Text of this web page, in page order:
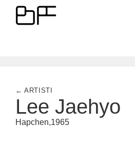
← ARTISTI
Lee Jaehyo
Hapchen,1965